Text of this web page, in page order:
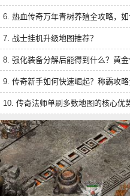
6. 热血传奇万年青树养殖全攻略，如
7. 战士挂机升级地图推荐？
8. 强化装备分解后能得到什么？黄
9. 传奇新手如何快速崛起？称霸攻
10. 传奇法师单刷多数地图的核心优